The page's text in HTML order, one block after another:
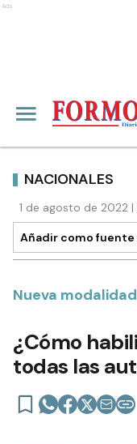
Ads
NACIONALES
1 de agosto de 2022
Añadir como fuente
Nueva modalidad
¿Cómo
todas las